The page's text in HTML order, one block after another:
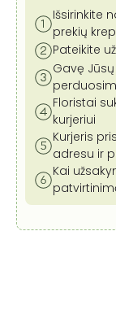
Išsirinkite
prekių
Pateikite
Gavę
Floristai
kurjeriui
Kurjeris
adresu ir
Kai